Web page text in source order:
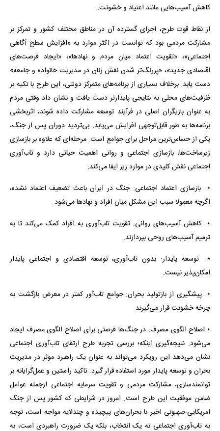
کاهش آسیب‌هایی مانند اعتیاد و خشونت.
از نقاط قوت طرح، اجرای گسترده آن در مناطق مختلف کشور و تمرکز بر
مشارکت مردمی بود که توانست در اکثر موارد به «افزایش سطح آگاهی
اجتماعی»، «تقویت اعتماد میان مردم و نهادها»، «ایجاد فرصت‌های
اقتصادی جدید»، «پررنگ‌تر شدن نقش زنان در مدیریت خانواده و جامعه»
دست یابد. برخلاف بسیاری از برنامه‌های متمرکز دولتی، این طرح با تکیه بر
ظرفیت‌های محلی به نتایجی پایدارتر دست یافت و نشان داد وقتی مردم
به عنوان بازیگران اصلی در فرآیند توسعه مشارکت داده شوند، اثربخشی
برنامه‌ها به ‌طور قابل‌توجهی افزایش می‌یابد. بی‌تردید دوران پس از جنگ،
یکی از حساس‌ترین مراحل برای جوامع است. مرحله‌ای که علاوه بر بازسازی
زیرساخت‌ها، بازسازی اجتماعی و روانی اهمیت حیاتی دارد و تاب‌آوری
اجتماعی نقش کلیدی در موارد زیر ایفا می‌کند:
٭ بازسازی اعتماد اجتماعی: جنگ در ایران باعث تضعیف اعتماد نشده،
اگرچه معمولا سبب این مشکل میان افراد و نهادها می‌شود.
٭ کاهش آسیب‌های روانی: تقویت تاب‌آوری به افراد کمک می‌کند تا به
ترمیم آسیب‌های روحی بپردازند.
٭ توسعه پایدار: بدون تاب‌آوری، توسعه اقتصادی و اجتماعی پایدار
امکان‌پذیر نیست.
٭ پیشگیری از بازتولید بحران: جوامع تاب‌آور کمتر در معرض بازگشت به
چرخه خشونت قرار می‌گیرند.
٭ اصلاح الگوی مصرف: در جنگ‌ها فرصتی برای اصلاح الگوی مصرف ایجاد
می‌شود. نتیجه‌گیری اینکه؛ بررسی تجربه طرح ارتقای تاب‌آوری اجتماعی
نشان می‌دهد این رویکرد می‌تواند به عنوان یک راهبرد موثر در مدیریت
بحران و توسعه پایدار مورد استفاده قرار گیرد. تاکید راستین و عمل‌گرایانه بر
توانمندسازی، مشارکت مردمی و تقویت سرمایه اجتماعی ازجمله عوامل
ضامن موفقیت این طرح است. امروز در شرایطی که کشور پس از جنگ
امریکایی-صهیونی اخیر با بحران‌های پیچیده و چندلایه مواجه است، توجه
به تاب‌آوری اجتماعی نه یک انتخاب، بلکه یک ضرورت راهبردی است، به